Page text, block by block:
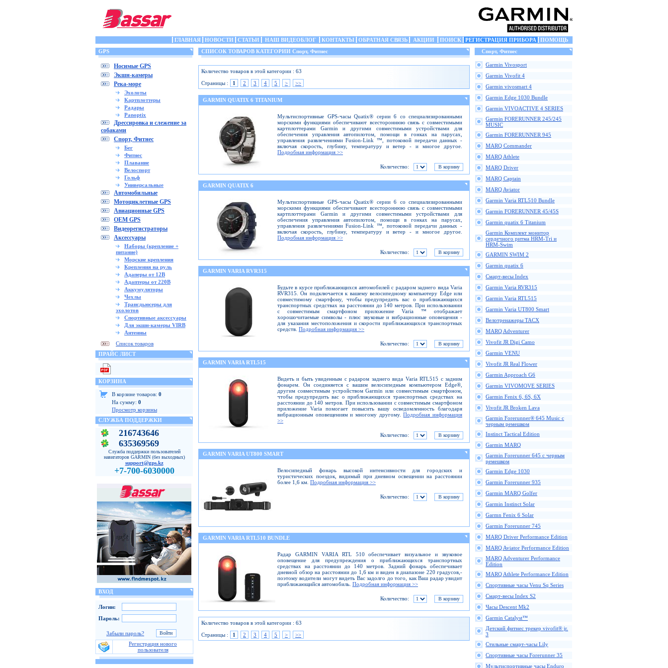
ГЛАВНАЯ НОВОСТИ СТАТЬИ НАШ ВИДЕОБЛОГ КОНТАКТЫ ОБРАТНАЯ СВЯЗЬ АКЦИИ ПОИСК РЕГИСТРАЦИЯ ПРИБОРА
ПОМОЩЬ
GPS
Носимые GPS
Экшн-камеры
Река-море
Эхолоты
Картплоттеры
Радары
Panoptix
Дрессировка и слежение за
собаками
Спорт, Фитнес
Бег
Фитнес
Плавание
Велоспорт
Гольф
Универсальные
Автомобильные
Мотоциклетные GPS
Авиационные GPS
OEM GPS
Видеорегистраторы
Аксессуары
Наборы (крепление +
питание)
Морские крепления
Крепления на руль
Адаперы от 12В
Адаптеры от 220В
Аккумуляторы
Чехлы
Трансдьюсеры для
эхолотов
Спортивные аксессуары
Для экшн-камеры VIRB
Антенны
Список товаров
ПРАЙС ЛИСТ
КОРЗИНА
В корзине товаров: 0
На сумму: 0
Просмотр корзины
СЛУЖБА ПОДДЕРЖКИ
216743646
635369569
Служба поддержки пользователей
навигаторов GARMIN (без выходных)
support@gps.kz
+7-700-6030000
ВХОД
Логин:
Пароль:
Забыли пароль?
Регистрация нового
пользователя
СПИСОК ТОВАРОВ КАТЕГОРИИ Спорт, Фитнес
Количество товаров в этой категории : 63
Страницы :
1 2 3 4 5 > >>
GARMIN QUATIX 6 TITANIUM
Мультиспортивные GPS-часы Quatix® серии 6 со специализированными
морскими функциями обеспечивают всестороннюю связь с совместимыми
картплоттерами Garmin и другими совместимыми устройствами для
обеспечения управления автопилотом, помощи в гонках на парусах,
управления развлечениями Fusion-Link ™, потоковой передачи данных -
включая скорость, глубину, температуру и ветер - и многое другое.
Подробная информация >>
Количество:
GARMIN QUATIX 6
Мультиспортивные GPS-часы Quatix® серии 6 со специализированными
морскими функциями обеспечивают всестороннюю связь с совместимыми
картплоттерами Garmin и другими совместимыми устройствами для
обеспечения управления автопилотом, помощи в гонках на парусах,
управления развлечениями Fusion-Link ™, потоковой передачи данных -
включая скорость, глубину, температуру и ветер - и многое другое.
Подробная информация >>
Количество:
GARMIN VARIA RVR315
Будьте в курсе приближающихся автомобилей с радаром заднего вида Varia
RVR315. Он подключается к вашему велосипедному компьютеру Edge или
совместимому смартфону, чтобы предупредить вас о приближающихся
транспортных средствах на расстоянии до 140 метров. При использовании
с совместимым смартфоном приложение Varia ™ отображает
хорошочитаемые символы - плюс звуковые и вибрационные оповещения -
для указания местоположения и скорости приближающихся транспортных
средств. Подробная информация >>
Количество:
GARMIN VARIA RTL515
Видеть и быть увиденным с радаром заднего вида Varia RTL515 с задним
фонарем. Он соединяется с вашим велосипедным компьютером Edge®,
другим совместимым устройством Garmin или совместимым смартфоном,
чтобы предупредить вас о приближающихся транспортных средствах на
расстоянии до 140 метров. При использовании с совместимым смартфоном
приложение Varia помогает повысить вашу осведомленность благодаря
вибрационным оповещениям и многому другому.Подробная информация
>>
Количество:
GARMIN VARIA UT800 SMART
Велосипедный фонарь высокой интенсивности для городских и
туристических поездок, видимый при дневном освещении на расстоянии
более 1,6 км. Подробная информация >>
Количество:
GARMIN VARIA RTL510 BUNDLE
Радар GARMIN VARIA RTL 510 обеспечивает визуальное и звуковое
оповещение для предупреждения о приближающихся транспортных
средствах на расстоянии до 140 метров. Задний фонарь обеспечивает
дневной обзор на расстоянии до 1,6 км и виден в диапазоне 220 градусов,-
поэтому водители могут видеть Вас задолго до того, как Ваш радар увидит
приближающийся автомобиль. Подробная информация >>
Количество:
Количество товаров в этой категории : 63
Страницы :
1 2 3 4 5 > >>
Спорт, Фитнес
Garmin Vivosport
Garmin Vivofit 4
Garmin vivosmart 4
Garmin Edge 1030 Bundle
Garmin VIVOACTIVE 4 SERIES
Garmin FORERUNNER 245/245
MUSIC
Garmin FORERUNNER 945
MARQ Commander
MARQ Athlete
MARQ Driver
MARQ Captain
MARQ Aviator
Garmin Varia RTL510 Bundle
Garmin FORERUNNER 45/45S
Garmin quatix 6 Titanium
Garmin Комплект монитор
сердечного ритма HRM-Tri и
HRM-Swim
GARMIN SWIM 2
Garmin quatix 6
Смарт-весы Index
Garmin Varia RVR315
Garmin Varia RTL515
Garmin Varia UT800 Smart
Велотренажеры TACX
MARQ Adventurer
Vivofit JR Digi Camo
Garmin VENU
Vivofit JR Real Flower
Garmin Approach G6
Garmin VIVOMOVE SERIES
Garmin Fenix 6, 6S, 6X
Vivofit JR Broken Lava
Garmin Forerunner® 645 Music с
черным ремешком
Instinct Tactical Edition
Garmin MARQ
Garmin Forerunner 645 с черным
ремешком
Garmin Edge 1030
Garmin Forerunner 935
Garmin MARQ Golfer
Garmin Instinct Solar
Garmn Fenix 6 Solar
Garmin Forerunner 745
MARQ Driver Performance Edition
MARQ Aviator Performance Edition
MARQ Adventurer Performance
Edition
MARQ Athlete Performance Edition
Спортивные часы Venu Sq Series
Смарт-весы Index S2
Часы Descent Mk2
Garmin Catalyst™
Детский фитнес трекер vivofit® jr.
3
Стильные смарт-часы Lily
Спортивные часы Forerunner 35
Мультиспортивные часы Enduro